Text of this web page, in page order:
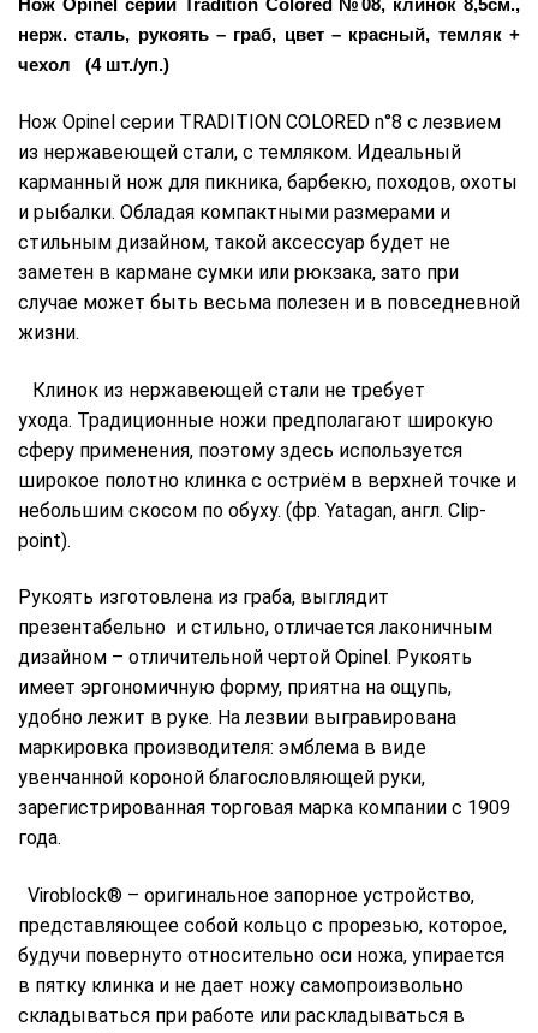
Нож Opinel серии Tradition Colored №08, клинок 8,5см.,
нерж. сталь, рукоять – граб, цвет – красный, темляк +
чехол (4 шт./уп.)
Нож Opinel серии TRADITION COLORED n°8 с лезвием
из нержавеющей стали, с темляком. Идеальный
карманный нож для пикника, барбекю, походов, охоты
и рыбалки. Обладая компактными размерами и
стильным дизайном, такой аксессуар будет не
заметен в кармане сумки или рюкзака, зато при
случае может быть весьма полезен и в повседневной
жизни.
Клинок из нержавеющей стали не требует
ухода. Традиционные ножи предполагают широкую
сферу применения, поэтому здесь используется
широкое полотно клинка с остриём в верхней точке и
небольшим скосом по обуху. (фр. Yatagan, англ. Clip-
point).
Рукоять изготовлена из граба, выглядит
презентабельно и стильно, отличается лаконичным
дизайном – отличительной чертой Opinel. Рукоять
имеет эргономичную форму, приятна на ощупь,
удобно лежит в руке. На лезвии выгравирована
маркировка производителя: эмблема в виде
увенчанной короной благословляющей руки,
зарегистрированная торговая марка компании с 1909
года.
Viroblock® – оригинальное запорное устройство,
представляющее собой кольцо с прорезью, которое,
будучи повернуто относительно оси ножа, упирается
в пятку клинка и не дает ножу самопроизвольно
складываться при работе или раскладываться в